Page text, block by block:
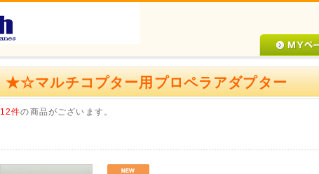
★☆マルチコプター用プロペラアダプター
12件の商品がございます。